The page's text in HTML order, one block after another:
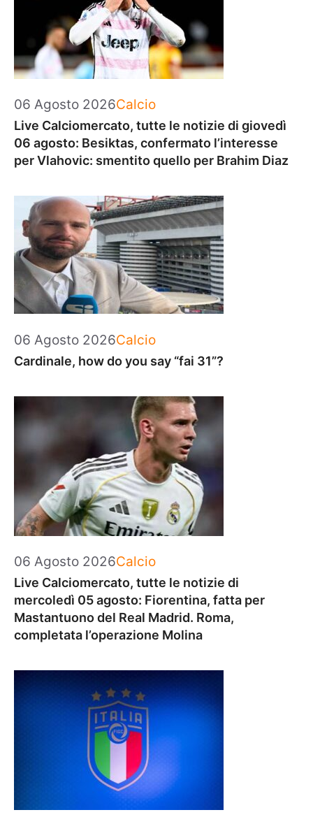
06 Agosto 2026Categorie
Calcio
Live Calciomercato, tutte le notizie di giovedì
06 agosto: Besiktas, confermato l’interesse
per Vlahovic: smentito quello per Brahim Diaz
06 Agosto 2026Categorie
Calcio
Cardinale, how do you say “fai 31”?
06 Agosto 2026Categorie
Calcio
Live Calciomercato, tutte le notizie di
mercoledì 05 agosto: Fiorentina, fatta per
Mastantuono del Real Madrid. Roma,
completata l’operazione Molina